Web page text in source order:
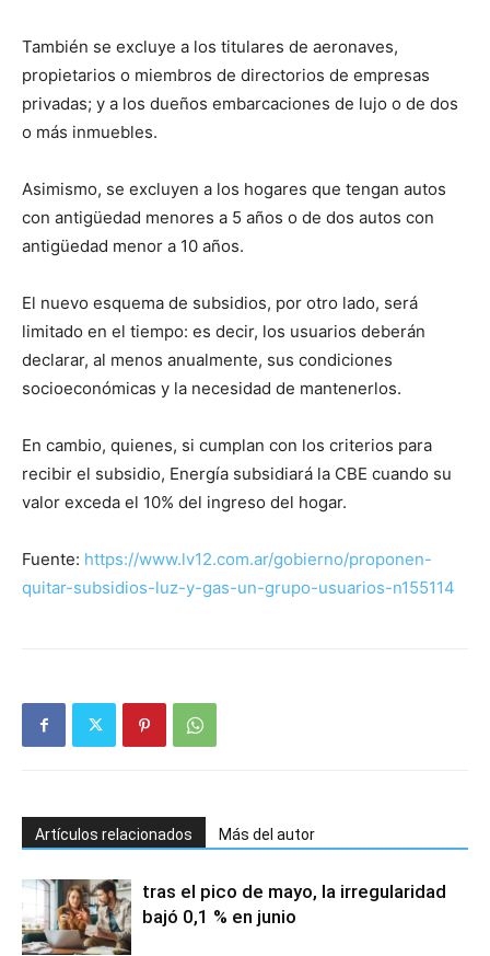
También se excluye a los titulares de aeronaves,
propietarios o miembros de directorios de empresas
privadas; y a los dueños embarcaciones de lujo o de dos
o más inmuebles.
Asimismo, se excluyen a los hogares que tengan autos
con antigüedad menores a 5 años o de dos autos con
antigüedad menor a 10 años.
El nuevo esquema de subsidios, por otro lado, será
limitado en el tiempo: es decir, los usuarios deberán
declarar, al menos anualmente, sus condiciones
socioeconómicas y la necesidad de mantenerlos.
En cambio, quienes, si cumplan con los criterios para
recibir el subsidio, Energía subsidiará la CBE cuando su
valor exceda el 10% del ingreso del hogar.
Fuente: https://www.lv12.com.ar/gobierno/proponen-
quitar-subsidios-luz-y-gas-un-grupo-usuarios-n155114
Artículos relacionados Más del autor
tras el pico de mayo, la irregularidad
bajó 0,1 % en junio